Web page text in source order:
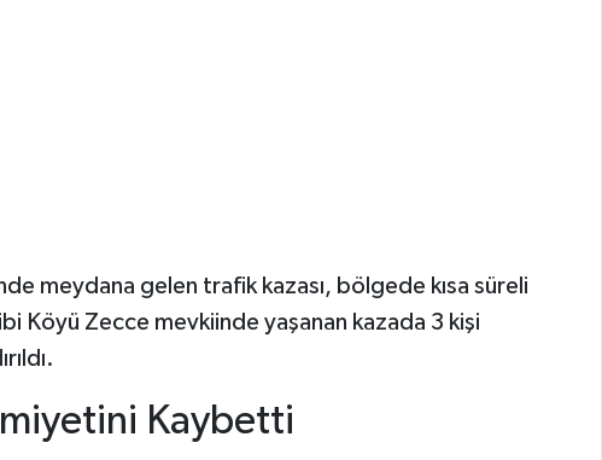
meydana gelen trafik kazası, bölgede kısa süreli
Köyü Zecce mevkiinde yaşanan kazada 3 kişi
Kaybetti